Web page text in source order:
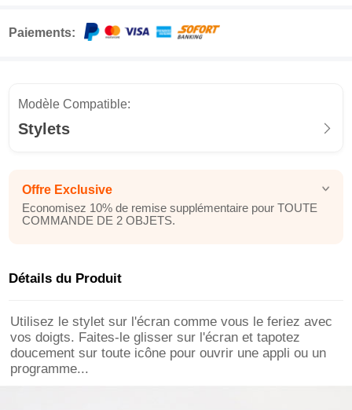
Paiements:
Modèle Compatible:
Stylets
Offre Exclusive
Economisez 10% de remise supplémentaire pour TOUTE
COMMANDE DE 2 OBJETS.
Détails du Produit
Utilisez le stylet sur l'écran comme vous le feriez avec
vos doigts. Faites-le glisser sur l'écran et tapotez
doucement sur toute icône pour ouvrir une appli ou un
programme...